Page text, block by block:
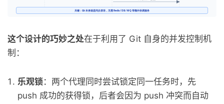
这个设计的巧妙之处在于利用了 Git 自身的并发控制机
制：
乐观锁 ：两个代理同时尝试锁定同一任务时，先
push 成功的获得锁，后者会因为 push 冲突而自动